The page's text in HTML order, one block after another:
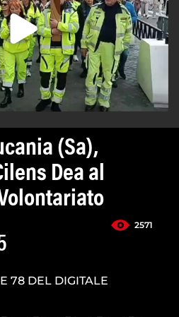
(Sa),
Dea al
2571
78 DEL DIGITALE